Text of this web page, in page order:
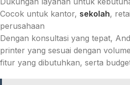
Cocok untuk kantor, sekolah,
perusahaan
Dengan konsultasi yang tepat,
printer yang sesuai dengan
fitur yang dibutuhkan, serta